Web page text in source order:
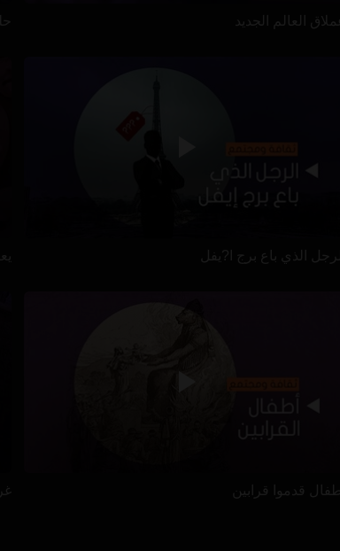
العالم الجديد
الرجل الذي باع برج ا?يفل
أطفال قدموا قرابين